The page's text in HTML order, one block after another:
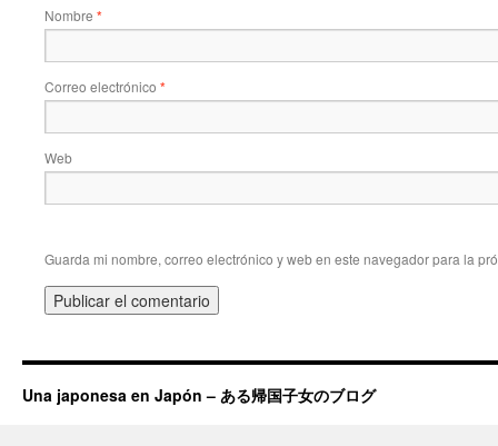
Nombre *
Correo electrónico *
Web
Guarda mi nombre, correo electrónico y web en este navegador para la
Una japonesa en Japón – ある帰国子女のブログ